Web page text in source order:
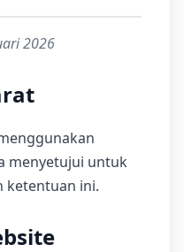
2026
menyetujui untuk
ketentuan ini.